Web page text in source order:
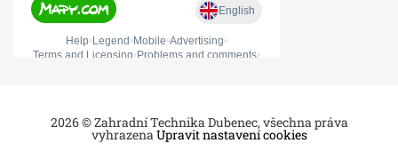
2026 © Zahradní Technika Dubenec, všechna práva
vyhrazenaUpravit nastavení cookies